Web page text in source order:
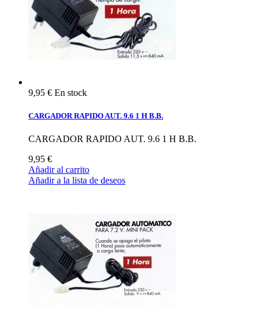
9,95 € En stock
CARGADOR RAPIDO AUT. 9.6 1 H B.B.
CARGADOR RAPIDO AUT. 9.6 1 H B.B.
9,95 €
Añadir al carrito
Añadir a la lista de deseos